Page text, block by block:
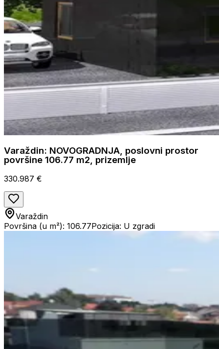
Varaždin: NOVOGRADNJA, poslovni prostor
površine 106.77 m2, prizemlje
330.987 €
Varaždin
Površina (u m²): 106.77Pozicija: U zgradi